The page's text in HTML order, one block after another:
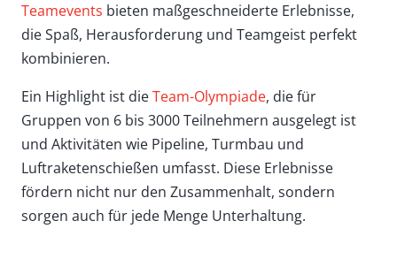
Teamevents bieten maßgeschneiderte Erlebnisse,
die Spaß, Herausforderung und Teamgeist perfekt
kombinieren.
Ein Highlight ist dieTeam-Olympiade, die für
Gruppen von 6 bis 3000 Teilnehmern ausgelegt ist
und Aktivitäten wie Pipeline, Turmbau und
Luftraketenschießen umfasst. Diese Erlebnisse
fördern nicht nur den Zusammenhalt, sondern
sorgen auch für jede Menge Unterhaltung.